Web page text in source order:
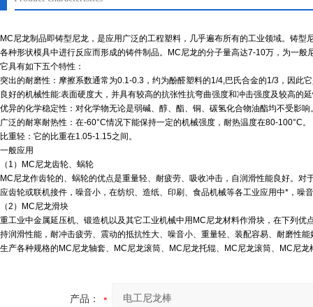
MC尼龙制品即铸型尼龙，是应用广泛的工程塑料，几乎遍布所有的工业领域。铸
各种形状模具中进行反应而形成的铸件制品。MC尼龙的分子量高达7-10万，为一
它具有如下五个特性：
突出的耐磨性：摩擦系数通常为0.1-0.3，约为酚醛塑料的1/4,巴氏合金的1/3，因此
良好的机械性能:表面硬度大，并具有较高的抗张性抗弯曲强度和冲击强度及较高
优异的化学稳定性：对化学物无论是弱碱、醇、酯、铜、碳氢化合物油酯均不受影
广泛的耐寒耐热性：在-60°C情况下能保持一定的机械强度，耐热温度在80-100°C。
比重轻：它的比重在1.05-1.15之间。
一般应用
（1）MC尼龙齿轮、蜗轮
MC尼龙作齿轮的、蜗轮的优点是重量轻、耐疲劳、吸收冲击，自润滑性能良好。
应齿轮或联机接件，噪音小，在纺织、造纸、印刷、食品机械等各工业应用中*，
（2）MC尼龙滑块
重工业中金属延压机、锻造机以及其它工业机械中用MC尼龙材料作滑块，在下列
持润滑性能，耐冲击疲劳、震动的抵抗性大、噪音小、重量轻、装配容易、耐磨性能
生产各种规格的MC尼龙轴套、MC尼龙滚筒、MC尼龙托辊、MC尼龙滚筒、MC尼
产品：